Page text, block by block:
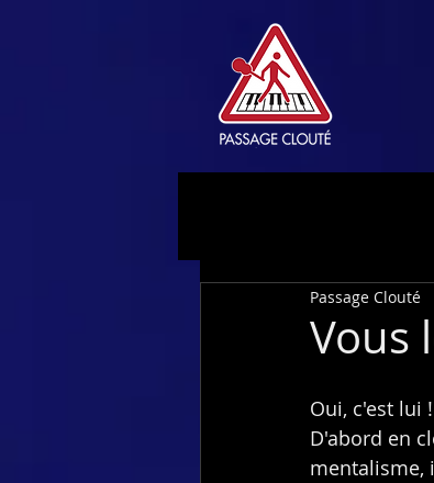
Vous
Passage Clouté
Oui, c'est lui
D'abord en
mentalisme,